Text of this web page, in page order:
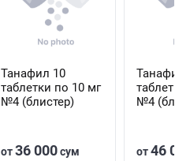
Танафил 10
таблетки по 10 мг
№4 (блистер)
от36 000сум
Танафил
№4
от46